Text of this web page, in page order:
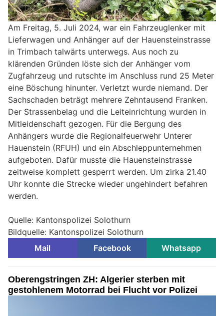
Am Freitag, 5. Juli 2024, war ein Fahrzeuglenker mit
Lieferwagen und Anhänger auf der Hauensteinstrasse
in Trimbach talwärts unterwegs. Aus noch zu
klärenden Gründen löste sich der Anhänger vom
Zugfahrzeug und rutschte im Anschluss rund 25 Meter
eine Böschung hinunter. Verletzt wurde niemand. Der
Sachschaden beträgt mehrere Zehntausend Franken.
Der Strassenbelag und die Leiteinrichtung wurden in
Mitleidenschaft gezogen. Für die Bergung des
Anhängers wurde die Regionalfeuerwehr Unterer
Hauenstein (RFUH) und ein Abschleppunternehmen
aufgeboten. Dafür musste die Hauensteinstrasse
zeitweise komplett gesperrt werden. Um zirka 21.40
Uhr konnte die Strecke wieder ungehindert befahren
werden.
Quelle: Kantonspolizei Solothurn
Bildquelle: Kantonspolizei Solothurn
Mail
Facebook Whatsapp
Oberengstringen ZH: Algerier sterben mit
gestohlenem Motorrad bei Flucht vor Polizei